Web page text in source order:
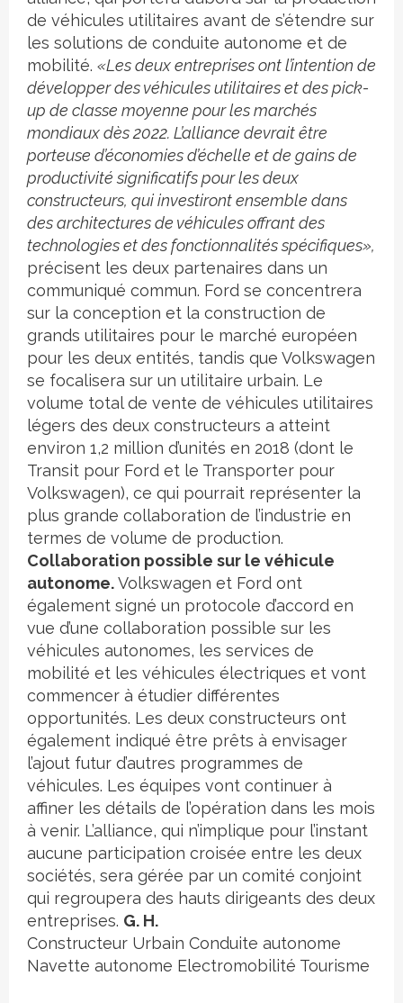
de véhicules utilitaires avant de s’étendre sur
les solutions de conduite autonome et de
mobilité. «Les deux entreprises ont l’intention de
développer des véhicules utilitaires et des pick-
up de classe moyenne pour les marchés
mondiaux dès 2022. L’alliance devrait être
porteuse d’économies d’échelle et de gains de
productivité significatifs pour les deux
constructeurs, qui investiront ensemble dans
des architectures de véhicules offrant des
technologies et des fonctionnalités spécifiques»,
précisent les deux partenaires dans un
communiqué commun. Ford se concentrera
sur la conception et la construction de
grands utilitaires pour le marché européen
pour les deux entités, tandis que Volkswagen
se focalisera sur un utilitaire urbain. Le
volume total de vente de véhicules utilitaires
légers des deux constructeurs a atteint
environ 1,2 million d’unités en 2018 (dont le
Transit pour Ford et le Transporter pour
Volkswagen), ce qui pourrait représenter la
plus grande collaboration de l’industrie en
termes de volume de production.
Collaboration possible sur le véhicule
autonome.Volkswagen et Ford ont
également signé un protocole d’accord en
vue d’une collaboration possible sur les
véhicules autonomes, les services de
mobilité et les véhicules électriques et vont
commencer à étudier différentes
opportunités. Les deux constructeurs ont
également indiqué être prêts à envisager
l’ajout futur d’autres programmes de
véhicules. Les équipes vont continuer à
affiner les détails de l’opération dans les mois
à venir. L’alliance, qui n’implique pour l’instant
aucune participation croisée entre les deux
sociétés, sera gérée par un comité conjoint
qui regroupera des hauts dirigeants des deux
entreprises. G. H.
Constructeur Urbain Conduite autonome
Navette autonome Electromobilité Tourisme